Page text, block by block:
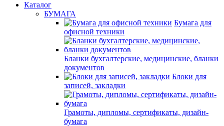
Каталог
БУМАГА
Бумага для
офисной техники
Бланки бухгалтерские, медицинские, бланки
документов
Блоки для
записей, закладки
Грамоты, дипломы, сертификаты, дизайн-
бумага